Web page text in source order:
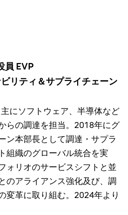
員 EVP
リティ＆サプライチェーン
にソフトウェア、半導体など
らの調達を担当。2018年にグ
ン本部長として調達・サプラ
組織のグローバル統合を実
ォリオのサービスシフトと並
のアライアンス強化及び、調
変革に取り組む。2024年より